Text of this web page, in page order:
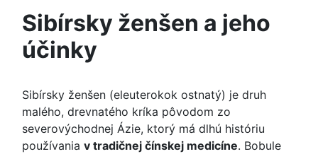
Sibírsky ženšen a jeho
účinky
Sibírsky ženšen (eleuterokok ostnatý) je druh
malého, drevnatého kríka pôvodom zo
severovýchodnej Ázie, ktorý má dlhú históriu
používania v tradičnej čínskej medicíne. Bobule